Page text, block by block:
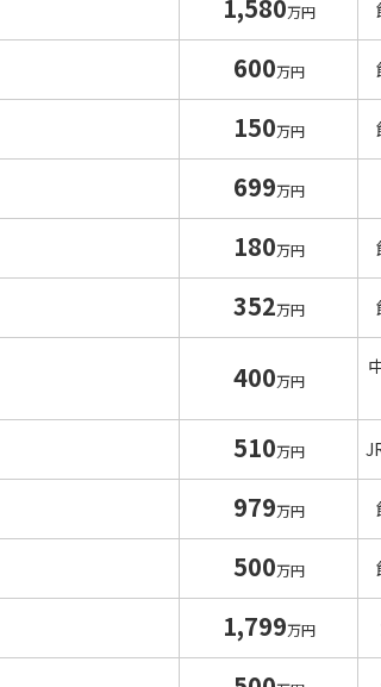
1,580万円
600万円
150万円
699万円
180万円
352万円
400万円
510万円
979万円
500万円
1,799万円